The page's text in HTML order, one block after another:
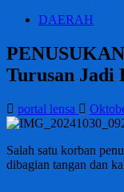
DAERAH
Turusan Jadi
portal lensa
Salah satu korban
dibagian tangan dan